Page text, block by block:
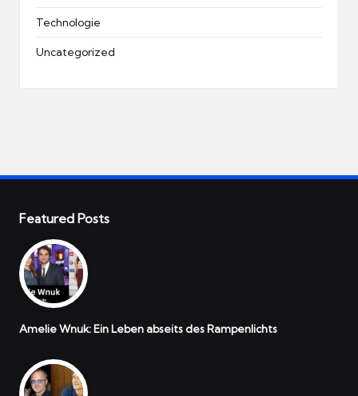
Technologie
Uncategorized
Featured Posts
Amelie Wnuk: Ein Leben abseits des Rampenlichts